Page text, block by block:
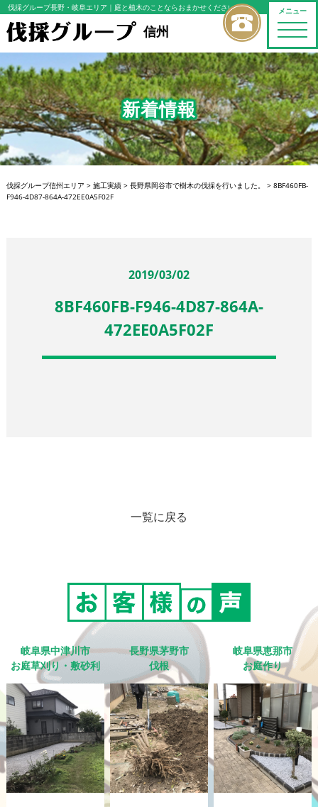
メニュー
toggle
伐採グループ長野・岐阜エリア ｜庭と植木のことならおまかせください
信州
新着情報
伐採グループ信州エリア > 施工実績> 長野県岡谷市で樹木の伐採を行いました。 > 8BF460FB-
F946-4D87-864A-472EE0A5F02F
2019/03/02
8BF460FB-F946-4D87-864A-
472EE0A5F02F
一覧に戻る
岐阜県中津川市
お庭草刈り・敷砂利
長野県茅野市
伐根
岐阜県恵那市
お庭作り